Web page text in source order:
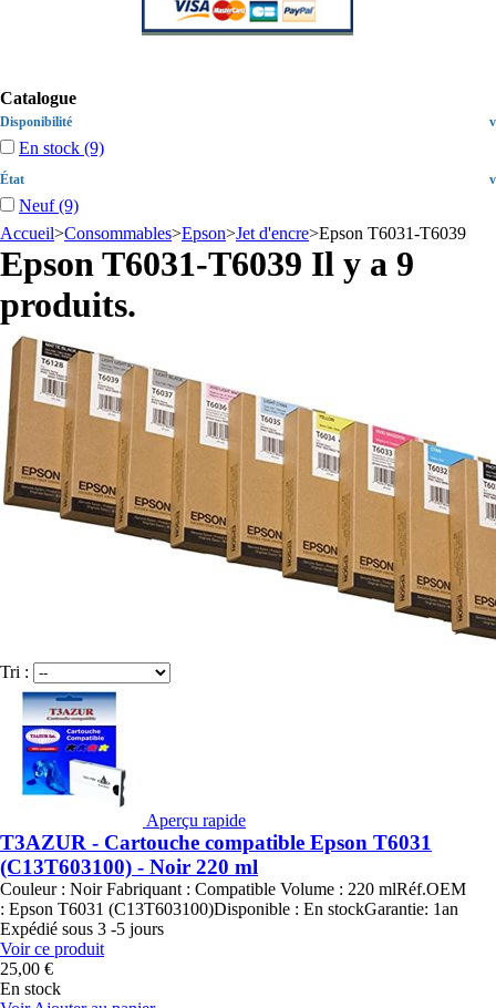
Catalogue
Disponibilité v
En stock (9)
État v
Neuf(9)
Accueil>Consommables>Epson>Jet d'encre>Epson T6031-T6039
Epson T6031-T6039 Il y a 9
produits.
Tri :
Aperçu rapide
T3AZUR - Cartouche compatible Epson T6031
(C13T603100) - Noir 220 ml
Couleur : Noir Fabriquant : Compatible Volume : 220 mlRéf.OEM
: Epson T6031 (C13T603100)Disponible : En stockGarantie: 1an
Expédié sous 3 -5 jours
Voir ce produit
25,00 €
En stock